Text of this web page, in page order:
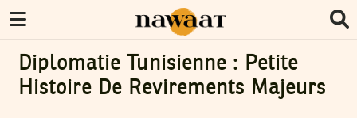
Diplomatie Tunisienne : Petite
Histoire De Revirements Majeurs